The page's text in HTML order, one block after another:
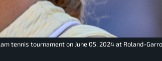
tennis tournament on June 05, 2024 at Roland-